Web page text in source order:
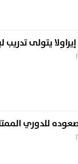
يتولى تدريب
للدوري